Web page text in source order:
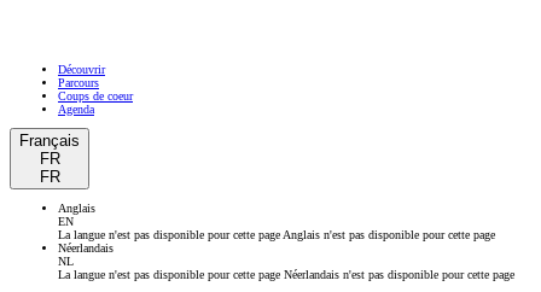
Découvrir
Parcours
Coups de coeur
Agenda
Français
FR
FR
Anglais
EN
La langue n'est pas disponible pour cette page Anglais n'est pas disponible pour cette page
Néerlandais
NL
La langue n'est pas disponible pour cette page Néerlandais n'est pas disponible pour cette page